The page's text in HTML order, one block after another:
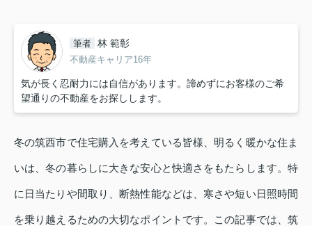
筆者 林 範彰
不動産キャリア16年
気が長く忍耐力には自信があります。諦めずにお客様のご希
望通りの不動産をお探しします。
冬の筑西市で住宅購入を考えている皆様、明るく暖かな住ま
いは、冬の暮らしに大きな安心と快適さをもたらします。特
に日当たりや間取り、断熱性能などは、寒さや短い日照時間
を乗り越えるための大切なポイントです。この記事では、筑